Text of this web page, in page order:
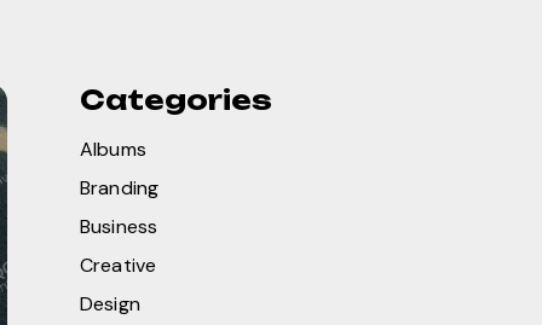
Categories
Albums
Branding
Business
Creative
Design